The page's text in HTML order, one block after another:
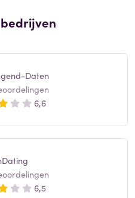
Daten
6,6
6,5